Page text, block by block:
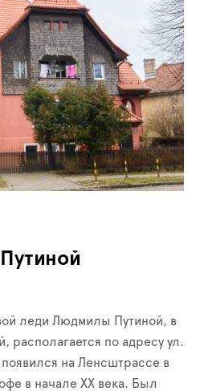
леди Людмилы Путиной, в
располагается по адресу ул.
на Ленсштрассе в
в начале XX века. Был